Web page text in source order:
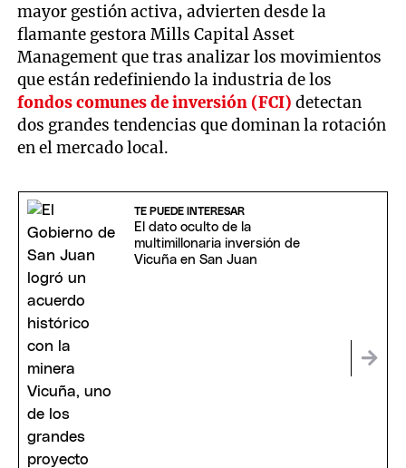
mayor gestión activa, advierten desde la
flamante gestora Mills Capital Asset
Management que tras analizar los movimientos
que están redefiniendo la industria de los
fondos comunes de inversión (FCI) detectan
dos grandes tendencias que dominan la rotación
en el mercado local.
TE PUEDE INTERESAR
El dato oculto de la
multimillonaria inversión de
Vicuña en San Juan